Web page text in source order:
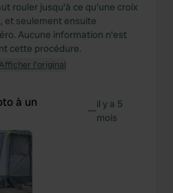
rouler jusqu'à ce qu'une croix
et seulement ensuite
Aucune information n'est
cette procédure.
l'original
à un
—il y a 5
mois